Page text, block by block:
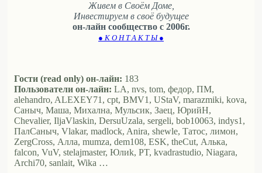
Живем в Своём Доме,
Инвестируем в своё будущее
он-лайн сообщество с 2006г.
● К О Н Т А К Т Ы ●
Гости (read only) он-лайн: 183
Пользователи он-лайн: LA, nvs, tom, федор, ПМ,
alehandro, ALEXEY71, cpt, BMV1, UStaV, marazmiki, kova,
Саныч, Маша, Михална, Мульсик, Заец, ЮрийН,
Chevalier, IljaVlaskin, DersuUzala, sergeli, bob10063, indys1,
ПалСаныч, Vlakar, madlock, Anira, shewle, Татос, лимон,
ZergCross, Алла, mumza, dem108, ESK, theCut, Алька,
falcon, VuV, stelajmaster, Юлиk, PT, kvadrastudio, Niagara,
Archi70, sanlait, Wika …